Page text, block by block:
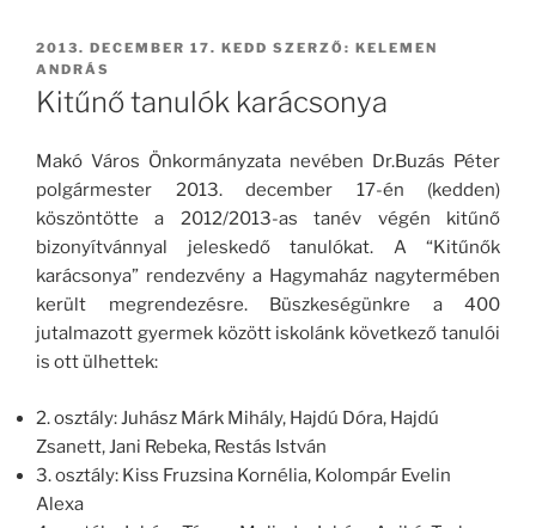
BEKÜLDVE:
2013. DECEMBER 17. KEDD SZERZŐ: KELEMEN
ANDRÁS
Kitűnő tanulók karácsonya
Makó Város Önkormányzata nevében Dr.Buzás Péter
polgármester 2013. december 17-én (kedden)
köszöntötte a 2012/2013-as tanév végén kitűnő
bizonyítvánnyal jeleskedő tanulókat. A “Kitűnők
karácsonya” rendezvény a Hagymaház nagytermében
került megrendezésre. Büszkeségünkre a 400
jutalmazott gyermek között iskolánk következő tanulói
is ott ülhettek:
2. osztály: Juhász Márk Mihály, Hajdú Dóra, Hajdú
Zsanett, Jani Rebeka, Restás István
3. osztály: Kiss Fruzsina Kornélia, Kolompár Evelin
Alexa